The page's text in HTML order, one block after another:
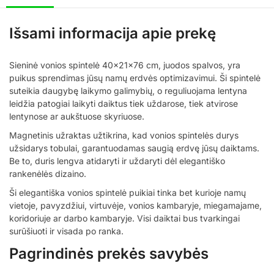
Išsami informacija apie prekę
Sieninė vonios spintelė 40x21x76 cm, juodos spalvos, yra
puikus sprendimas jūsų namų erdvės optimizavimui. Ši spintelė
suteikia daugybę laikymo galimybių, o reguliuojama lentyna
leidžia patogiai laikyti daiktus tiek uždarose, tiek atvirose
lentynose ar aukštuose skyriuose.
Magnetinis užraktas užtikrina, kad vonios spintelės durys
užsidarys tobulai, garantuodamas saugią erdvę jūsų daiktams.
Be to, duris lengva atidaryti ir uždaryti dėl elegantiško
rankenėlės dizaino.
Ši elegantiška vonios spintelė puikiai tinka bet kurioje namų
vietoje, pavyzdžiui, virtuvėje, vonios kambaryje, miegamajame,
koridoriuje ar darbo kambaryje. Visi daiktai bus tvarkingai
surūšiuoti ir visada po ranka.
Pagrindinės prekės savybės